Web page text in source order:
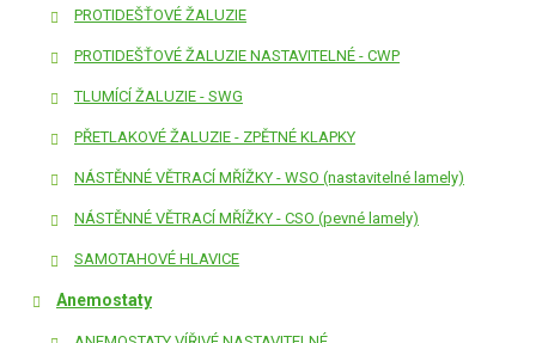
PROTIDEŠŤOVÉ ŽALUZIE
PROTIDEŠŤOVÉ ŽALUZIE NASTAVITELNÉ - CWP
TLUMÍCÍ ŽALUZIE - SWG
PŘETLAKOVÉ ŽALUZIE - ZPĚTNÉ KLAPKY
NÁSTĚNNÉ VĚTRACÍ MŘÍŽKY - WSO (nastavitelné lamely)
NÁSTĚNNÉ VĚTRACÍ MŘÍŽKY - CSO (pevné lamely)
SAMOTAHOVÉ HLAVICE
Anemostaty